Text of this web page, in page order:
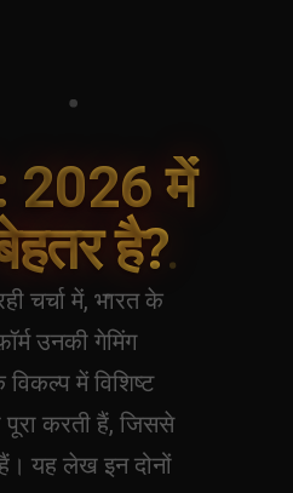
2026 में
है?
चर्चा में, भारत के
उनकी गेमिंग
में विशिष्ट
करती हैं, जिससे
यह लेख इन दोनों